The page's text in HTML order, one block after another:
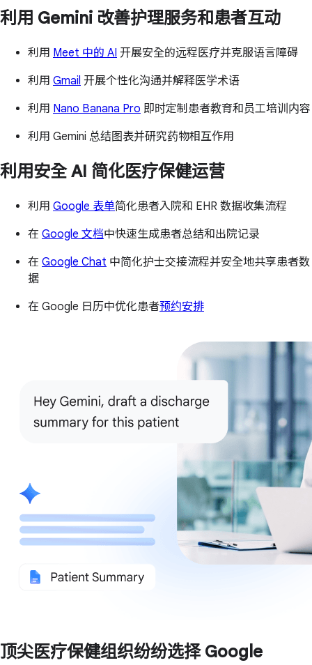
利用 Gemini 改善护理服务和患者互动
利用 Meet 中的 AI 开展安全的远程医疗并克服语言障碍
利用 Gmail 开展个性化沟通并解释医学术语
利用 Nano Banana Pro 即时定制患者教育和员工培训内容
利用 Gemini 总结图表并研究药物相互作用
利用安全 AI 简化医疗保健运营
利用 Google 表单简化患者入院和 EHR 数据收集流程
在 Google 文档中快速生成患者总结和出院记录
在 Google Chat 中简化护士交接流程并安全地共享患者数
据
在 Google 日历中优化患者预约安排
顶尖医疗保健组织纷纷选择 Google